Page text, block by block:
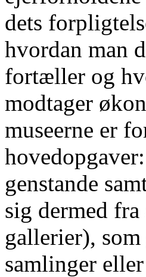
dets
hvordan man
fortæller og
modtager
museerne er
genstande
sig dermed
gallerier),
samlinger